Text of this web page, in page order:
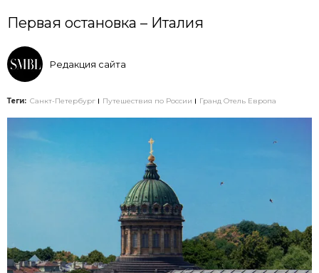
Первая остановка – Италия
Редакция сайта
Теги: Санкт-Петербург Путешествия по России Гранд Отель Европа